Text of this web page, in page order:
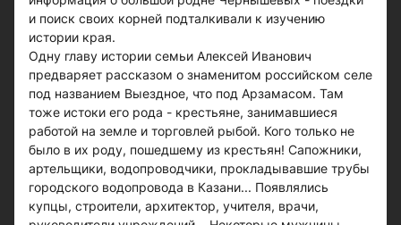
и поиск своих корней подталкивали к изучению
истории края.
Одну главу истории семьи Алексей Иванович
предваряет рассказом о знаменитом российском селе
под названием Выездное, что под Арзамасом. Там
тоже истоки его рода - крестьяне, занимавшиеся
работой на земле и торговлей рыбой. Кого только не
было в их роду, пошедшему из крестьян! Сапожники,
артельщики, водопроводчики, прокладывавшие трубы
городского водопровода в Казани... Появлялись
купцы, строители, архитектор, учителя, врачи,